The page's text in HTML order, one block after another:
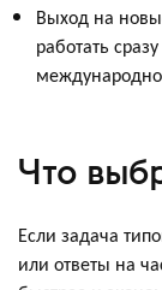
Выход на
работать
Что
Если задача
или ответы на